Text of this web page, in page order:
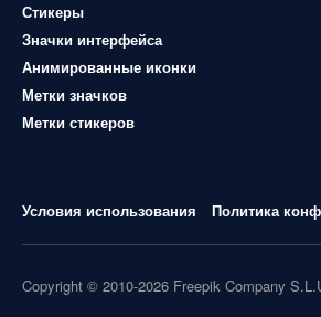
Стикеры
Значки интерфейса
Анимированные иконки
Метки значков
Метки стикеров
Условия использования Политика
Copyright © 2010-2026 Freepik Company